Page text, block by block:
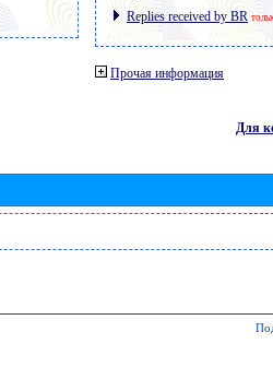
Replies received by BR
Прочая информация
Для